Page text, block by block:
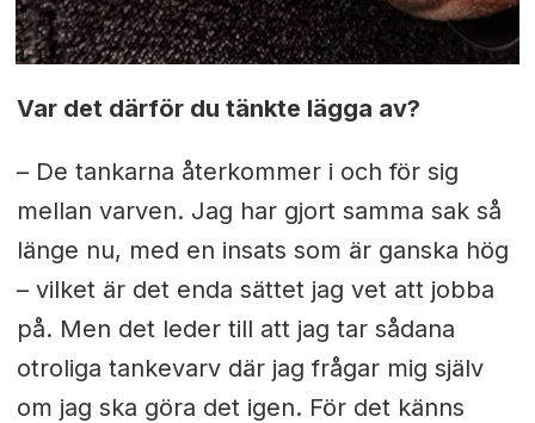
Var det därför du tänkte lägga av?
– De tankarna återkommer i och för sig
mellan varven. Jag har gjort samma sak så
länge nu, med en insats som är ganska hög
– vilket är det enda sättet jag vet att jobba
på. Men det leder till att jag tar sådana
otroliga tankevarv där jag frågar mig själv
om jag ska göra det igen. För det känns